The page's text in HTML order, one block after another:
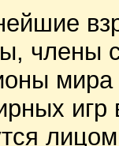
члены
мира
игр